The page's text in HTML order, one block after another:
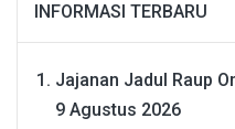
INFORMASI TERBARU
Jajanan Jadul Raup
9 Agustus 2026